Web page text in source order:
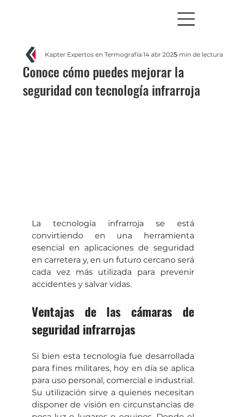
Conoce cómo puedes mejorar la
seguridad con tecnología infrarroja
Kapter Expertos en Termografía 14 abr 20255 min de lectura
La tecnología infrarroja se está
convirtiendo en una herramienta
esencial en aplicaciones de seguridad
en carretera y, en un futuro cercano será
cada vez más utilizada para prevenir
accidentes y salvar vidas.
Ventajas de las cámaras de
seguridad infrarrojas
Si bien esta tecnología fue desarrollada
para fines militares, hoy en día se aplica
para uso personal, comercial e industrial.
Su utilización sirve a quienes necesitan
disponer de visión en circunstancias de